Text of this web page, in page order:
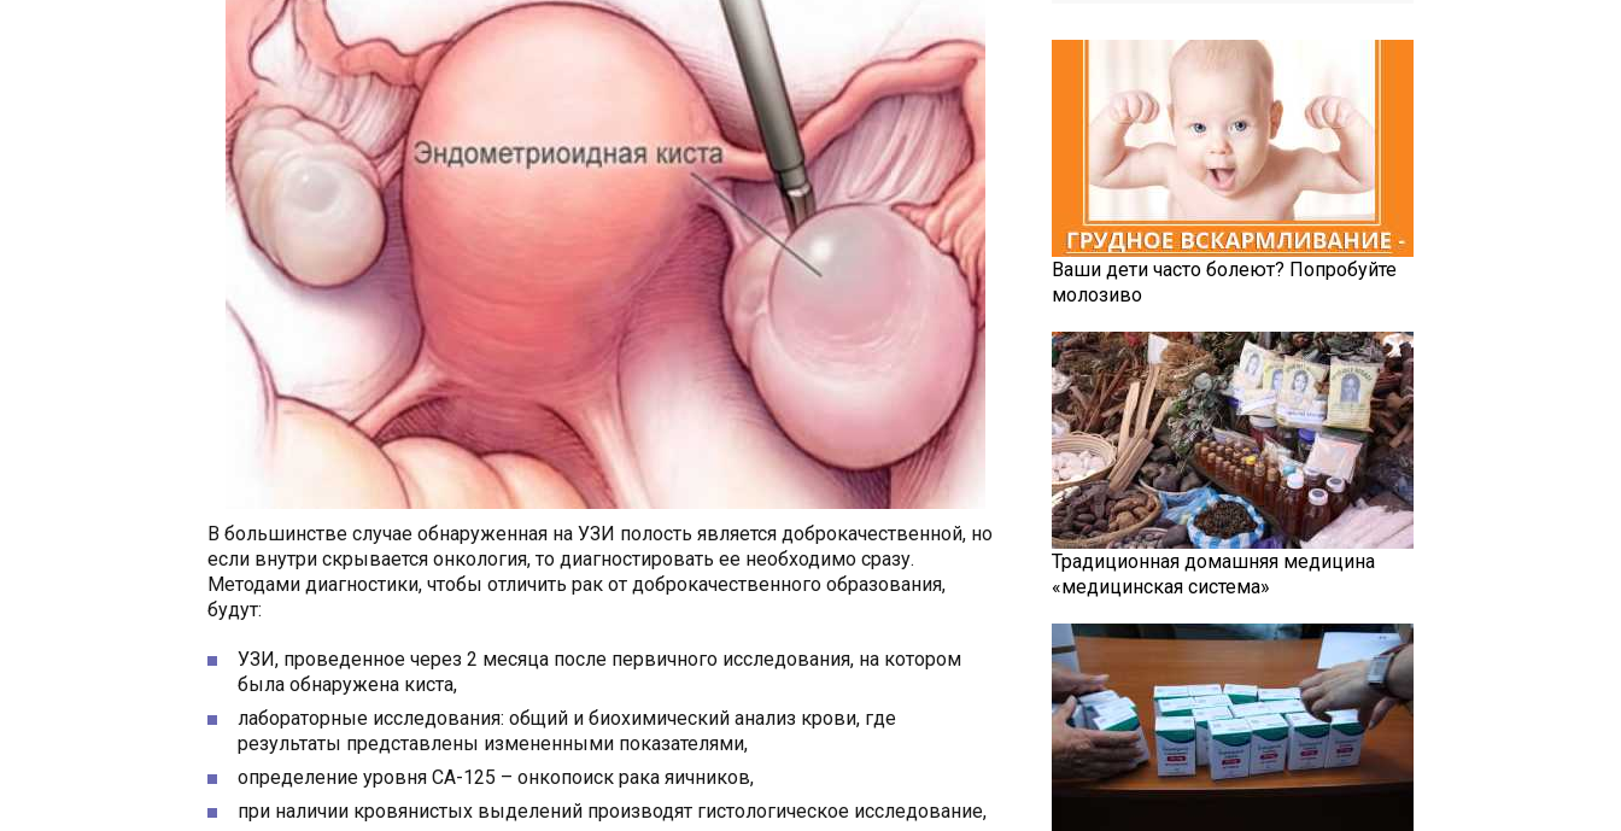
В большинстве случае обнаруженная на УЗИ полость является доброкачественной, но
если внутри скрывается онкология, то диагностировать ее необходимо сразу.
Методами диагностики, чтобы отличить рак от доброкачественного образования,
будут:
УЗИ, проведенное через 2 месяца после первичного исследования, на котором
была обнаружена киста,
лабораторные исследования: общий и биохимический анализ крови, где
результаты представлены измененными показателями,
определение уровня СА-125 – онкопоиск рака яичников,
при наличии кровянистых выделений производят гистологическое исследование,
Ваши дети часто болеют? Попробуйте
молозиво
Традиционная домашняя медицина
«медицинская система»